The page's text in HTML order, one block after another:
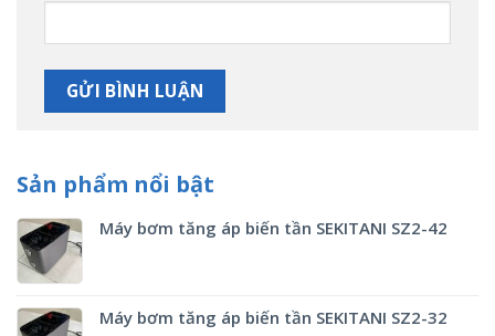
Sản phẩm nổi bật
Máy bơm tăng áp biến tần SEKITANI SZ2-42
Máy bơm tăng áp biến tần SEKITANI SZ2-32